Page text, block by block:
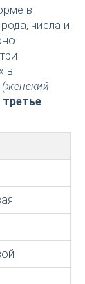
в
числа и
в
(женский
третье